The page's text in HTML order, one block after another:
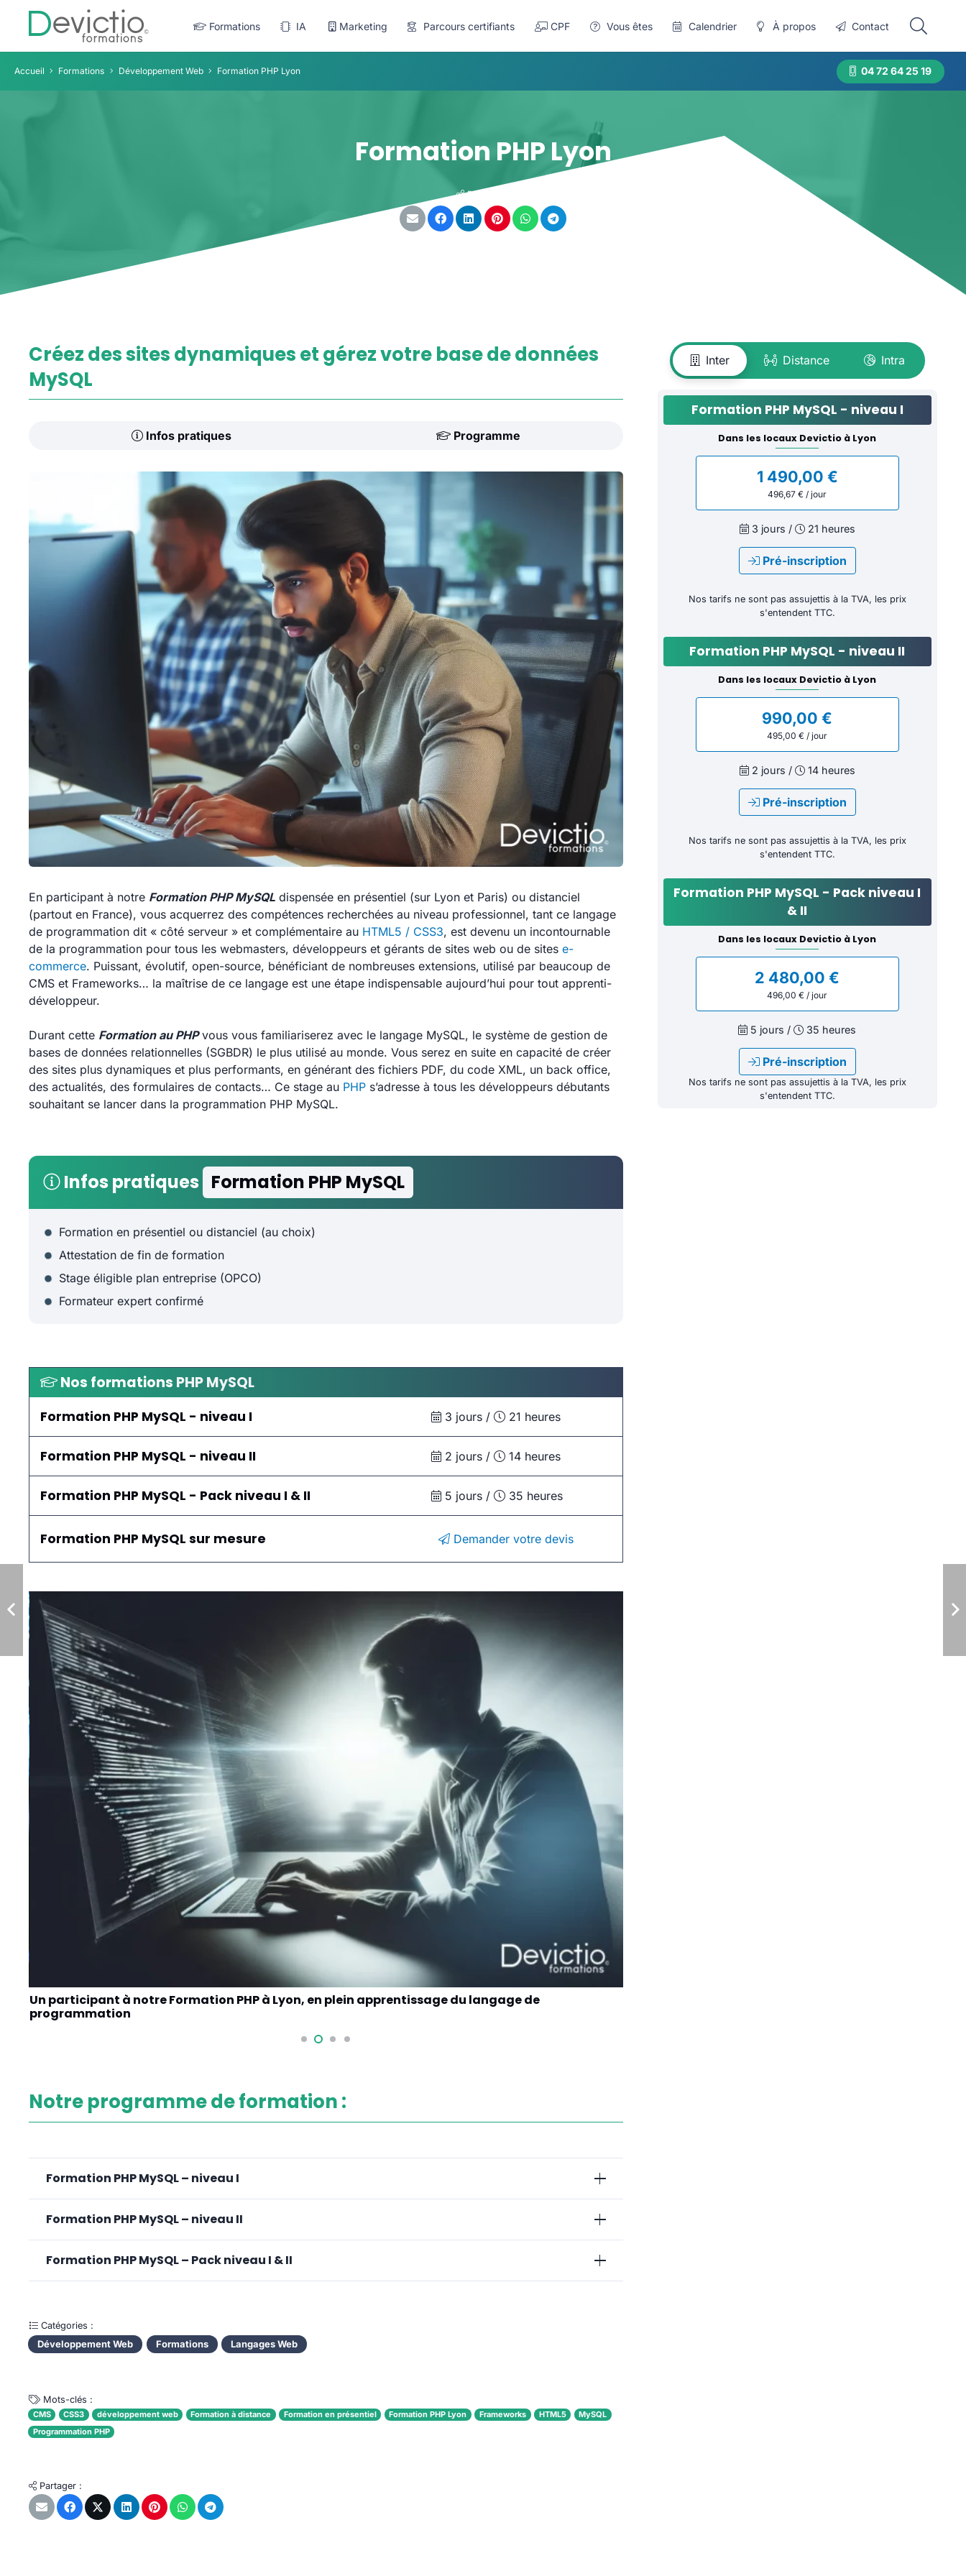
Formations IA Marketing Parcours certifiants CPF Vous êtes Calendrier À propos Contact
Accueil Formations Développement Web Formation PHP Lyon 04 72 64 25 19
Formation PHP Lyon
Partager :
Créez des sites dynamiques et gérez votre base de données
MySQL
Infos pratiques Programme
En participant à notre Formation PHP MySQL dispensée en présentiel (sur Lyon et Paris) ou distanciel
(partout en France), vous acquerrez des compétences recherchées au niveau professionnel, tant ce langage
de programmation dit « côté serveur » et complémentaire au HTML5 / CSS3, est devenu un incontournable
de la programmation pour tous les webmasters, développeurs et gérants de sites web ou de sites e-
commerce. Puissant, évolutif, open-source, bénéficiant de nombreuses extensions, utilisé par beaucoup de
CMS et Frameworks… la maîtrise de ce langage est une étape indispensable aujourd’hui pour tout apprenti-
développeur.
Durant cette Formation au PHPvous vous familiariserez avec le langage MySQL, le système de gestion de
bases de données relationnelles (SGBDR) le plus utilisé au monde. Vous serez en suite en capacité de créer
des sites plus dynamiques et plus performants, en générant des fichiers PDF, du code XML, un back office,
des actualités, des formulaires de contacts… Ce stage au PHP s’adresse à tous les développeurs débutants
souhaitant se lancer dans la programmation PHP MySQL.
Infos pratiques Formation PHP MySQL
Formation en présentiel ou distanciel (au choix)
Attestation de fin de formation
Stage éligible plan entreprise (OPCO)
Formateur expert confirmé
Nos formations PHP MySQL
Formation PHP MySQL - niveau I 3 jours / 21 heures
Formation PHP MySQL - niveau II 2 jours / 14 heures
Formation PHP MySQL - Pack niveau I & II 5 jours / 35 heures
Formation PHP MySQL sur mesure Demander votre devis
Un participant à notre Formation PHP à Lyon, en plein apprentissage du langage de
programmation
Notre programme de formation :
Formation PHP MySQL – niveau I
Formation PHP MySQL – niveau II
Formation PHP MySQL – Pack niveau I & II
Catégories :
Développement Web Formations Langages Web
Mots-clés :
CMS CSS3 développement web Formation à distance Formation en présentiel Formation PHP Lyon Frameworks HTML5
MySQL
Programmation PHP
Partager :
Inter Distance Intra
Formation PHP MySQL - niveau I
Dans les locaux Devictio à Lyon
1 490,00 €
496,67 € / jour
3 jours / 21 heures
Pré-inscription
Nos tarifs ne sont pas assujettis à la TVA, les prix
s'entendent TTC.
Formation PHP MySQL - niveau II
Dans les locaux Devictio à Lyon
990,00 €
495,00 € / jour
2 jours / 14 heures
Pré-inscription
Nos tarifs ne sont pas assujettis à la TVA, les prix
s'entendent TTC.
Formation PHP MySQL - Pack niveau I
& II
Dans les locaux Devictio à Lyon
2 480,00 €
496,00 € / jour
5 jours / 35 heures
Pré-inscription
Nos tarifs ne sont pas assujettis à la TVA, les prix
s'entendent TTC.